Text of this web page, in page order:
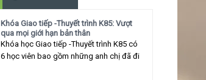
Khóa Giao tiếp -Thuyết trình K85: Vượt
qua mọi giới hạn bản thân
Khóa học Giao tiếp -Thuyết trình K85 có
6 học viên bao gồm những anh chị đã đi